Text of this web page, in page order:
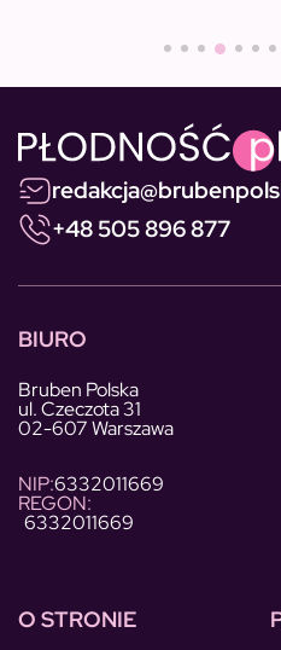
+48 505 896 877
BIURO
Bruben Polska
ul. Czeczota 31
02-607 Warszawa
NIP:6332011669
REGON:
6332011669
O STRONIE